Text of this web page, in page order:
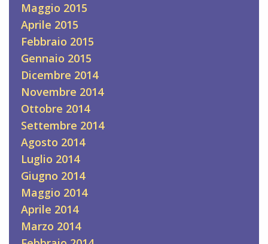
Maggio 2015
Aprile 2015
Febbraio 2015
Gennaio 2015
Dicembre 2014
Novembre 2014
Ottobre 2014
Settembre 2014
Agosto 2014
Luglio 2014
Giugno 2014
Maggio 2014
Aprile 2014
Marzo 2014